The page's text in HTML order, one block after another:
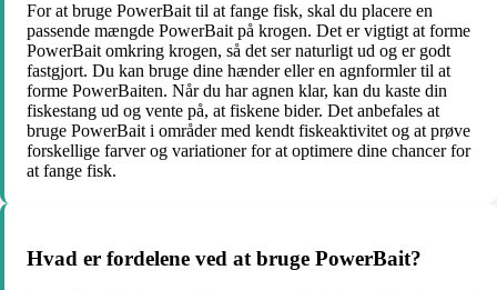
For at bruge PowerBait til at fange fisk, skal du placere en
passende mængde PowerBait på krogen. Det er vigtigt at forme
PowerBait omkring krogen, så det ser naturligt ud og er godt
fastgjort. Du kan bruge dine hænder eller en agnformler til at
forme PowerBaiten. Når du har agnen klar, kan du kaste din
fiskestang ud og vente på, at fiskene bider. Det anbefales at
bruge PowerBait i områder med kendt fiskeaktivitet og at prøve
forskellige farver og variationer for at optimere dine chancer for
at fange fisk.
Hvad er fordelene ved at bruge PowerBait?